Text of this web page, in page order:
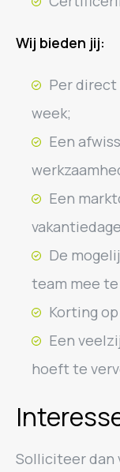
Wij bieden jij:
Per direct
week;
Een
Een
De
team mee
Korting
Een
hoeft te
Solliciteer dan